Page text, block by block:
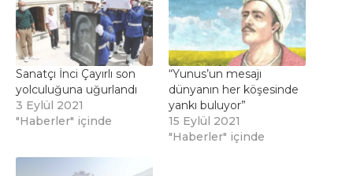
Sanatçı İnci Çayırlı son
yolculuğuna uğurlandı
3 Eylül 2021
"Haberler" içinde
“Yunus’un mesajı
dünyanın her köşesinde
yankı buluyor”
15 Eylül 2021
"Haberler" içinde